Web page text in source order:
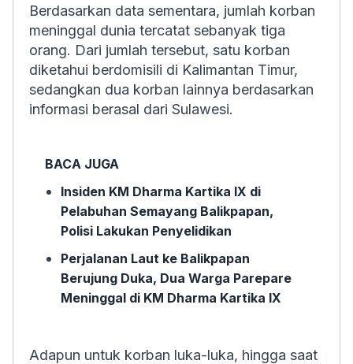
Berdasarkan data sementara, jumlah korban
meninggal dunia tercatat sebanyak tiga
orang. Dari jumlah tersebut, satu korban
diketahui berdomisili di Kalimantan Timur,
sedangkan dua korban lainnya berdasarkan
informasi berasal dari Sulawesi.
BACA JUGA
Insiden KM Dharma Kartika IX di
Pelabuhan Semayang Balikpapan,
Polisi Lakukan Penyelidikan
Perjalanan Laut ke Balikpapan
Berujung Duka, Dua Warga Parepare
Meninggal di KM Dharma Kartika IX
Adapun untuk korban luka-luka, hingga saat